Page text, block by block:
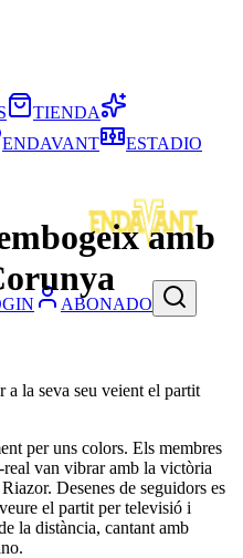
ABONADO
TIENDA
ENDAVANT ESTADIO
amb
a la seva seu veient el partit
per uns colors. Els membres
van vibrar amb la victòria
Desenes de seguidors es
el partit per televisió i
la distància, cantant amb